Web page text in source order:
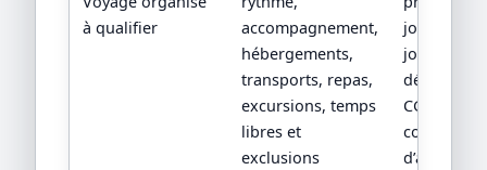
à qualifier
accompagnement,
hébergements,
transports, repas,
excursions, temps
libres et
exclusions
jour par
jour, devis
détaillé,
CGV/CPV et
conditions